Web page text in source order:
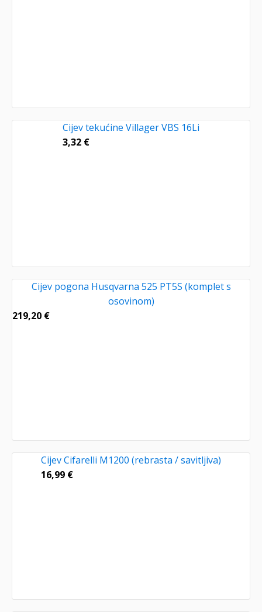
Cijev tekućine Villager VBS 16Li
3,32 €
Cijev pogona Husqvarna 525 PT5S (komplet s
osovinom)
219,20 €
Cijev Cifarelli M1200 (rebrasta / savitljiva)
16,99 €